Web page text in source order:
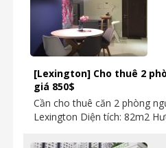
[Lexington] Cho thuê 2
giá 850$
Cần cho thuê căn 2 phòng
Lexington Diện tích: 82m2